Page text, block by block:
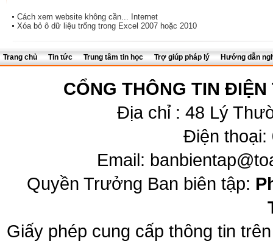
Cách xem website không cần... Internet
Xóa bỏ ô dữ liệu trống trong Excel 2007 hoặc 2010
Trang chủ Tin tức Trung tâm tin học Trợ giúp pháp lý Hướng dẫn
CỔNG THÔNG TIN
Địa chỉ : 48 Lý
Điện thoại:
Email:
Quyền Trưởng Ban biên tập:
Giấy phép cung cấp thông tin